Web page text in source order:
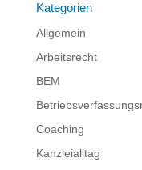
Kategorien
Allgemein
Arbeitsrecht
BEM
Coaching
Kanzleialltag